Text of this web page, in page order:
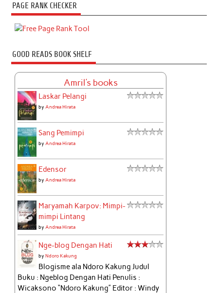
PAGE RANK CHECKER
GOOD READS BOOK SHELF
Amril's books
Laskar Pelangi
byAndrea Hirata
Sang Pemimpi
byAndrea Hirata
Edensor
byAndrea Hirata
Maryamah Karpov: Mimpi-
mimpi Lintang
byAndrea Hirata
Nge-blog Dengan Hati
byNdoro Kakung
Blogisme ala Ndoro Kakung Judul
Buku : Ngeblog Dengan Hati Penulis :
Wicaksono “Ndoro Kakung” Editor : Windy